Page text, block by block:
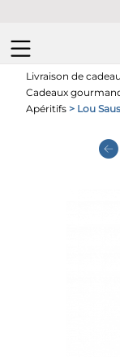
Livraison de
Cadeaux
Apéritifs > Lou